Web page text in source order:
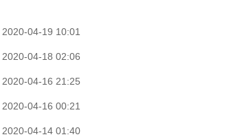
2020-04-19 10:01
2020-04-18 02:06
2020-04-16 21:25
2020-04-16 00:21
2020-04-14 01:40